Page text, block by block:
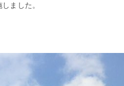
ました。